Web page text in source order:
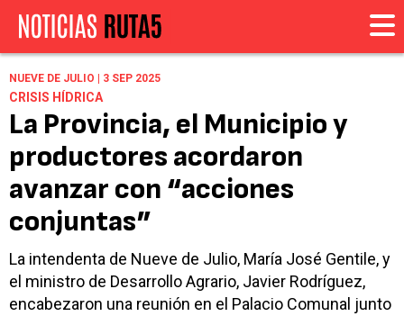
NUEVE DE JULIO | 3 SEP 2025
CRISIS HÍDRICA
La Provincia, el Municipio y
productores acordaron
avanzar con “acciones
conjuntas”
La intendenta de Nueve de Julio, María José Gentile, y
el ministro de Desarrollo Agrario, Javier Rodríguez,
encabezaron una reunión en el Palacio Comunal junto